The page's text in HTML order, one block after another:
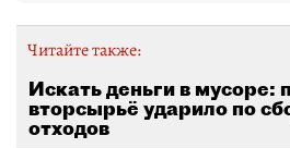
Читайте также:
Искать деньги в мусоре:
вторсырьё ударило по
отходов